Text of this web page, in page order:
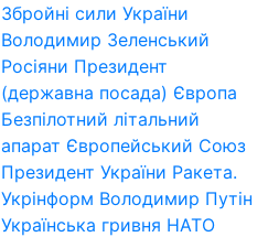
Збройні сили України
Володимир Зеленський
Росіяни Президент
(державна посада) Європа
Безпілотний літальний
апарат Європейський Союз
Президент України Ракета.
Укрінформ Володимир Путін
Українська гривня НАТО